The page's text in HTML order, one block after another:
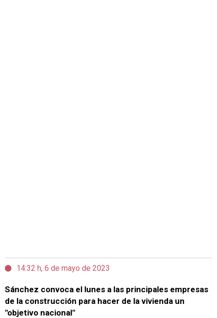
14:32 h, 6 de mayo de 2023
Sánchez convoca el lunes a las principales empresas
de la construcción para hacer de la vivienda un
"objetivo nacional"